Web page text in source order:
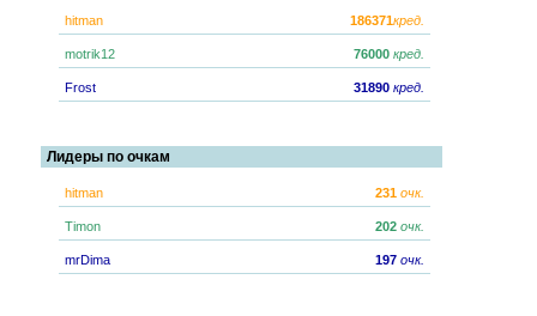
hitman 186371кред.
motrik12 76000 кред.
Frost 31890 кред.
Лидеры по очкам
hitman 231 очк.
Timon 202 очк.
mrDima 197 очк.